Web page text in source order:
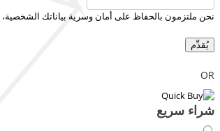
نحن ملتزمون بالحفاظ على أمان وسرية بياناتك الشخصية،
يُقدِّم
OR
شراء سريع